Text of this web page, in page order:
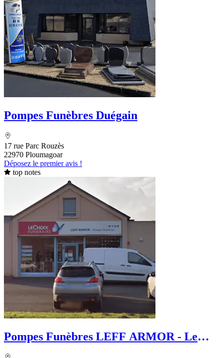
Pompes Funèbres Duégain
17 rue Parc Rouzès
22970 Ploumagoar
Déposez le premier avis !
top notes
Pompes Funèbres LEFF ARMOR - Le